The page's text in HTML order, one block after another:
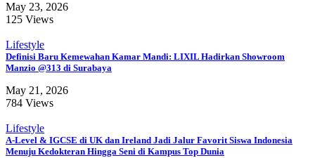
May 23, 2026
125 Views
Lifestyle
Definisi Baru Kemewahan Kamar Mandi: LIXIL Hadirkan Showroom
Manzio @313 di Surabaya
May 21, 2026
784 Views
Lifestyle
A-Level & IGCSE di UK dan Ireland Jadi Jalur Favorit Siswa Indonesia
Menuju Kedokteran Hingga Seni di Kampus Top Dunia